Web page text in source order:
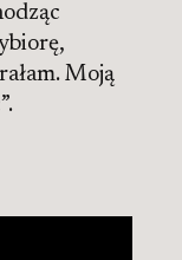
Moją